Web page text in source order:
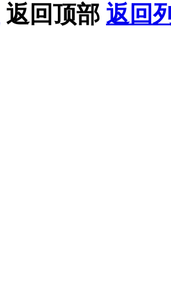
返回顶部 返回